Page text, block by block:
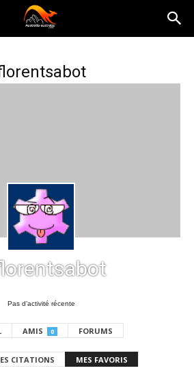
Pas d’activité récente
AMIS 0 FORUMS
CITATIONS MES FAVORIS